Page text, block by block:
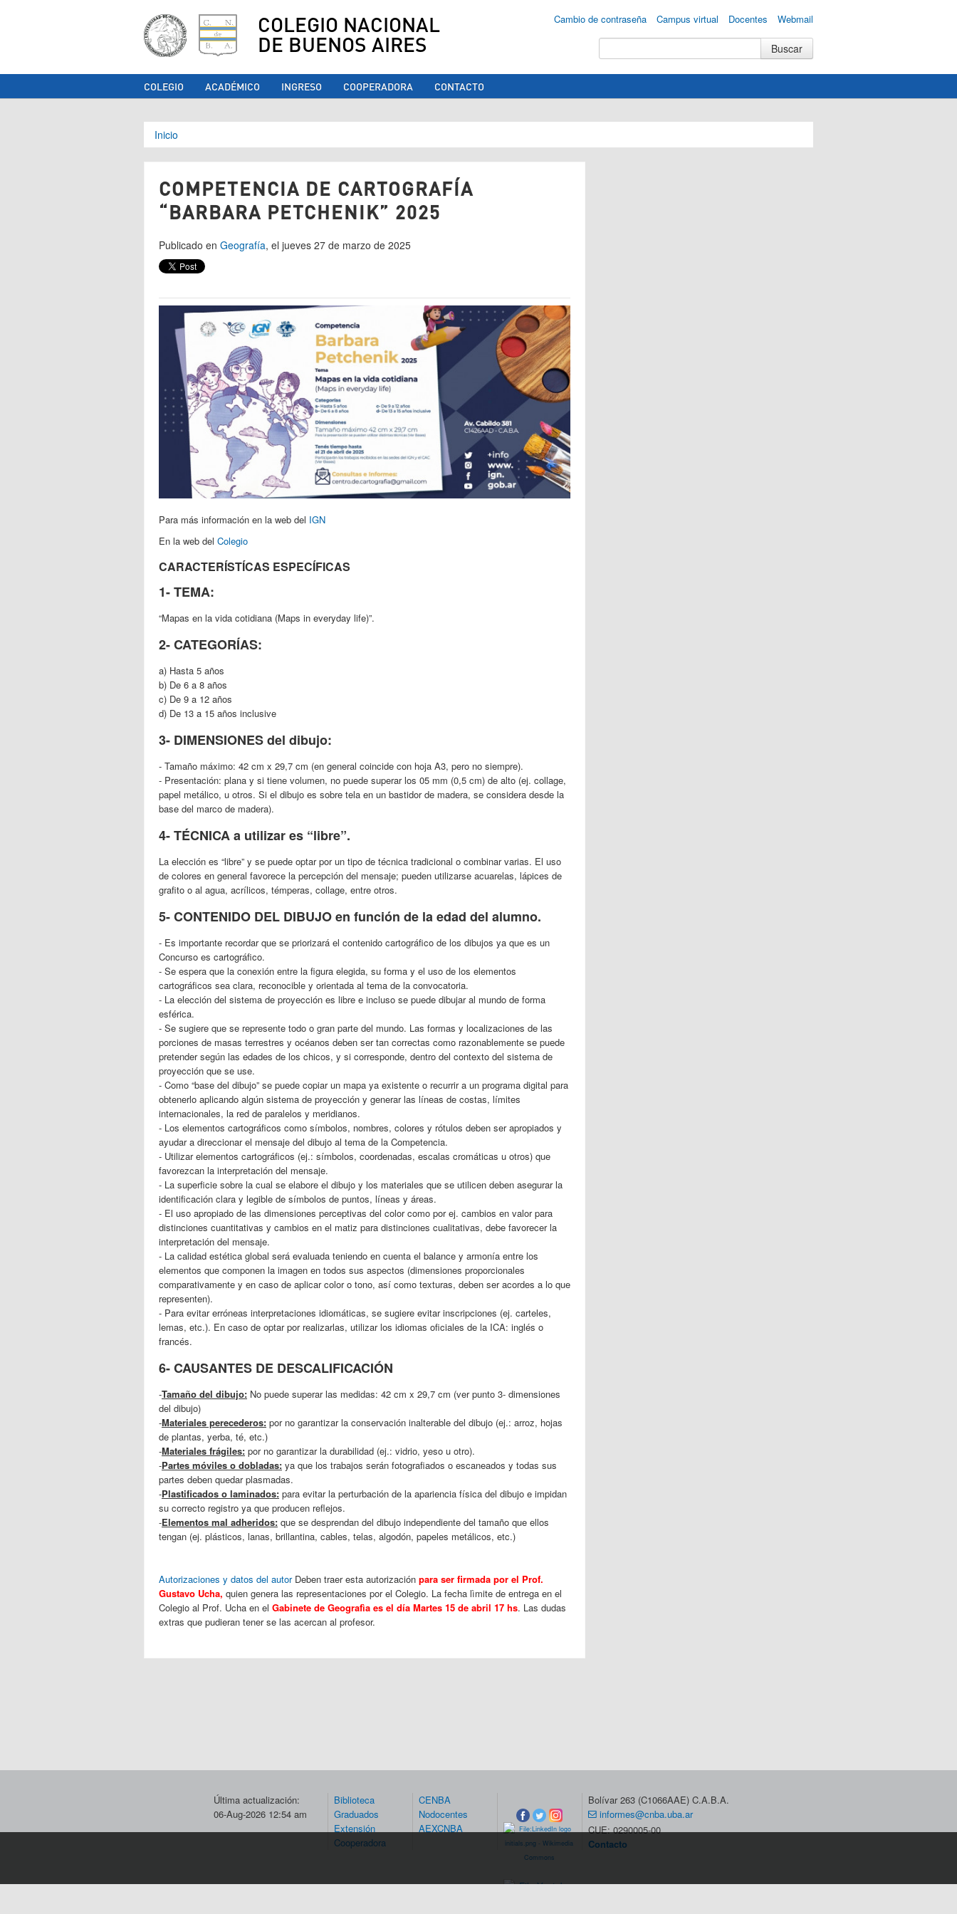
COLEGIO NACIONAL
DE BUENOS AIRES
Cambio de contraseña Campus virtual Docentes Webmail
COLEGIO ACADÉMICO INGRESO COOPERADORA CONTACTO
Se encuentra usted aquí
Inicio
COMPETENCIA DE CARTOGRAFÍA
“BARBARA PETCHENIK” 2025
Publicado en Geografía, el jueves 27 de marzo de 2025
Para más información en la web del IGN
En la web del Colegio
CARACTERÍSTÍCAS ESPECÍFICAS
1- TEMA:
“Mapas en la vida cotidiana (Maps in everyday life)”.
2- CATEGORÍAS:
a) Hasta 5 años
b) De 6 a 8 años
c) De 9 a 12 años
d) De 13 a 15 años inclusive
3- DIMENSIONES del dibujo:
- Tamaño máximo: 42 cm x 29,7 cm (en general coincide con hoja A3, pero no siempre).
- Presentación: plana y si tiene volumen, no puede superar los 05 mm (0,5 cm) de alto (ej. collage,
papel metálico, u otros. Si el dibujo es sobre tela en un bastidor de madera, se considera desde la
base del marco de madera).
4- TÉCNICA a utilizar es “libre”.
La elección es “libre” y se puede optar por un tipo de técnica tradicional o combinar varias. El uso
de colores en general favorece la percepción del mensaje; pueden utilizarse acuarelas, lápices de
grafito o al agua, acrílicos, témperas, collage, entre otros.
5- CONTENIDO DEL DIBUJO en función de la edad del alumno.
- Es importante recordar que se priorizará el contenido cartográfico de los dibujos ya que es un
Concurso es cartográfico.
- Se espera que la conexión entre la figura elegida, su forma y el uso de los elementos
cartográficos sea clara, reconocible y orientada al tema de la convocatoria.
- La elección del sistema de proyección es libre e incluso se puede dibujar al mundo de forma
esférica.
- Se sugiere que se represente todo o gran parte del mundo. Las formas y localizaciones de las
porciones de masas terrestres y océanos deben ser tan correctas como razonablemente se puede
pretender según las edades de los chicos, y si corresponde, dentro del contexto del sistema de
proyección que se use.
- Como “base del dibujo” se puede copiar un mapa ya existente o recurrir a un programa digital para
obtenerlo aplicando algún sistema de proyección y generar las líneas de costas, límites
internacionales, la red de paralelos y meridianos.
- Los elementos cartográficos como símbolos, nombres, colores y rótulos deben ser apropiados y
ayudar a direccionar el mensaje del dibujo al tema de la Competencia.
- Utilizar elementos cartográficos (ej.: símbolos, coordenadas, escalas cromáticas u otros) que
favorezcan la interpretación del mensaje.
- La superficie sobre la cual se elabore el dibujo y los materiales que se utilicen deben asegurar la
identificación clara y legible de símbolos de puntos, líneas y áreas.
- El uso apropiado de las dimensiones perceptivas del color como por ej. cambios en valor para
distinciones cuantitativas y cambios en el matiz para distinciones cualitativas, debe favorecer la
interpretación del mensaje.
- La calidad estética global será evaluada teniendo en cuenta el balance y armonía entre los
elementos que componen la imagen en todos sus aspectos (dimensiones proporcionales
comparativamente y en caso de aplicar color o tono, así como texturas, deben ser acordes a lo que
representen).
- Para evitar erróneas interpretaciones idiomáticas, se sugiere evitar inscripciones (ej. carteles,
lemas, etc.). En caso de optar por realizarlas, utilizar los idiomas oficiales de la ICA: inglés o
francés.
6- CAUSANTES DE DESCALIFICACIÓN
-Tamaño del dibujo: No puede superar las medidas: 42 cm x 29,7 cm (ver punto 3- dimensiones
del dibujo)
-Materiales perecederos: por no garantizar la conservación inalterable del dibujo (ej.: arroz, hojas
de plantas, yerba, té, etc.)
-Materiales frágiles: por no garantizar la durabilidad (ej.: vidrio, yeso u otro).
-Partes móviles o dobladas: ya que los trabajos serán fotografiados o escaneados y todas sus
partes deben quedar plasmadas.
-Plastificados o laminados: para evitar la perturbación de la apariencia física del dibujo e impidan
su correcto registro ya que producen reflejos.
-Elementos mal adheridos: que se desprendan del dibujo independiente del tamaño que ellos
tengan (ej. plásticos, lanas, brillantina, cables, telas, algodón, papeles metálicos, etc.)
Autorizaciones y datos del autorDeben traer esta autorización para ser firmada por el Prof.
Gustavo Ucha, quien genera las representaciones por el Colegio. La fecha lìmite de entrega en el
Colegio al Prof. Ucha en el Gabinete de Geografìa es el día Martes 15 de abril 17 hs. Las dudas
extras que pudieran tener se las acercan al profesor.
Última actualización:
06-Aug-2026 12:54 am
Biblioteca
Graduados
Extensión
Cooperadora
CENBA
Nodocentes
AEXCNBA
Bolívar 263 (C1066AAE) C.A.B.A.
informes@cnba.uba.ar
CUE: 0290005-00
Contacto